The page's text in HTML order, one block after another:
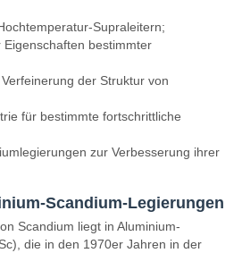
Supraleitern;
bestimmter
der Struktur von
für bestimmte fortschrittliche
zur Verbesserung ihrer
Scandium-Legierungen
Scandium liegt in Aluminium-
die in den 1970er Jahren in der